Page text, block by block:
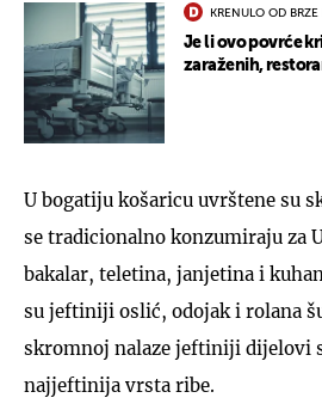
KRENULO OD BRZE
Je li ovo povrće
zaraženih,
U bogatiju košaricu uvrštene su
se tradicionalno konzumiraju za
bakalar, teletina, janjetina i
su jeftiniji oslić, odojak i rolana
skromnoj nalaze jeftiniji dijelovi
najjeftinija vrsta ribe.